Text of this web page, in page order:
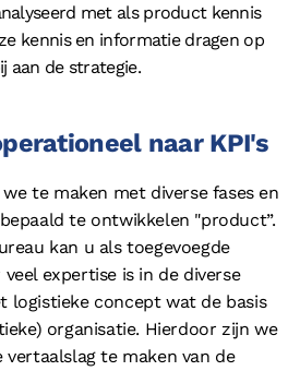
met als product kennis
kennis en informatie dragen op
aan de strategie.
naar KPI's
te maken met diverse fases en
te ontwikkelen "product”.
kan u als toegevoegde
expertise is in de diverse
logistieke concept wat de basis
organisatie. Hierdoor zijn we
te maken van de